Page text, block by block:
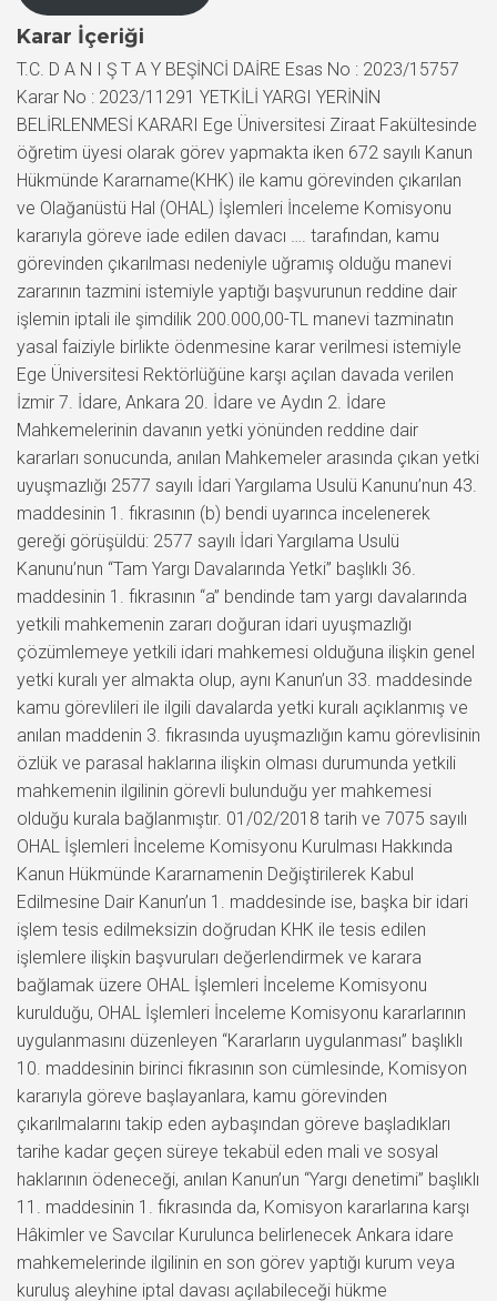
Karar İçeriği
T.C. D A N I Ş T A Y BEŞİNCİ DAİRE Esas No : 2023/15757
Karar No : 2023/11291 YETKİLİ YARGI YERİNİN
BELİRLENMESİ KARARI Ege Üniversitesi Ziraat Fakültesinde
öğretim üyesi olarak görev yapmakta iken 672 sayılı Kanun
Hükmünde Kararname(KHK) ile kamu görevinden çıkarılan
ve Olağanüstü Hal (OHAL) İşlemleri İnceleme Komisyonu
kararıyla göreve iade edilen davacı …. tarafından, kamu
görevinden çıkarılması nedeniyle uğramış olduğu manevi
zararının tazmini istemiyle yaptığı başvurunun reddine dair
işlemin iptali ile şimdilik 200.000,00-TL manevi tazminatın
yasal faiziyle birlikte ödenmesine karar verilmesi istemiyle
Ege Üniversitesi Rektörlüğüne karşı açılan davada verilen
İzmir 7. İdare, Ankara 20. İdare ve Aydın 2. İdare
Mahkemelerinin davanın yetki yönünden reddine dair
kararları sonucunda, anılan Mahkemeler arasında çıkan yetki
uyuşmazlığı 2577 sayılı İdari Yargılama Usulü Kanunu’nun 43.
maddesinin 1. fıkrasının (b) bendi uyarınca incelenerek
gereği görüşüldü: 2577 sayılı İdari Yargılama Usulü
Kanunu’nun “Tam Yargı Davalarında Yetki” başlıklı 36.
maddesinin 1. fıkrasının “a” bendinde tam yargı davalarında
yetkili mahkemenin zararı doğuran idari uyuşmazlığı
çözümlemeye yetkili idari mahkemesi olduğuna ilişkin genel
yetki kuralı yer almakta olup, aynı Kanun’un 33. maddesinde
kamu görevlileri ile ilgili davalarda yetki kuralı açıklanmış ve
anılan maddenin 3. fıkrasında uyuşmazlığın kamu görevlisinin
özlük ve parasal haklarına ilişkin olması durumunda yetkili
mahkemenin ilgilinin görevli bulunduğu yer mahkemesi
olduğu kurala bağlanmıştır. 01/02/2018 tarih ve 7075 sayılı
OHAL İşlemleri İnceleme Komisyonu Kurulması Hakkında
Kanun Hükmünde Kararnamenin Değiştirilerek Kabul
Edilmesine Dair Kanun’un 1. maddesinde ise, başka bir idari
işlem tesis edilmeksizin doğrudan KHK ile tesis edilen
işlemlere ilişkin başvuruları değerlendirmek ve karara
bağlamak üzere OHAL İşlemleri İnceleme Komisyonu
kurulduğu, OHAL İşlemleri İnceleme Komisyonu kararlarının
uygulanmasını düzenleyen “Kararların uygulanması” başlıklı
10. maddesinin birinci fıkrasının son cümlesinde, Komisyon
kararıyla göreve başlayanlara, kamu görevinden
çıkarılmalarını takip eden aybaşından göreve başladıkları
tarihe kadar geçen süreye tekabül eden mali ve sosyal
haklarının ödeneceği, anılan Kanun’un “Yargı denetimi” başlıklı
11. maddesinin 1. fıkrasında da, Komisyon kararlarına karşı
Hâkimler ve Savcılar Kurulunca belirlenecek Ankara idare
mahkemelerinde ilgilinin en son görev yaptığı kurum veya
kuruluş aleyhine iptal davası açılabileceği hükme